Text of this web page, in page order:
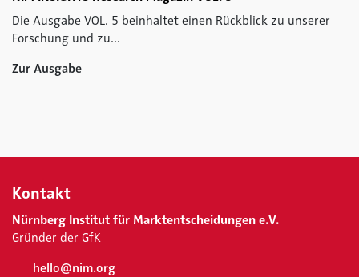
Die Ausgabe VOL. 5 beinhaltet einen Rückblick zu unserer
Forschung und zu...
Zur Ausgabe
Kontakt
Nürnberg Institut für Marktentscheidungen e.V.
Gründer der GfK
hello@nim.org